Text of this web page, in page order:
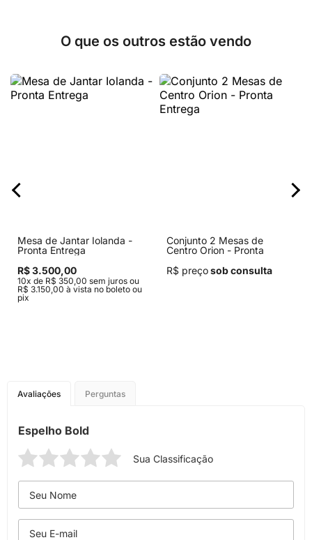
O que os outros estão vendo
Mesa de Jantar Iolanda -
Pronta Entrega
R$ 3.500,00
10x de R$ 350,00 sem juros ou
R$ 3.150,00 à vista no boleto ou
pix
Conjunto 2 Mesas de
Centro Orion - Pronta
R$ preçosob consulta
Avaliações Perguntas
Espelho Bold
Sua Classificação